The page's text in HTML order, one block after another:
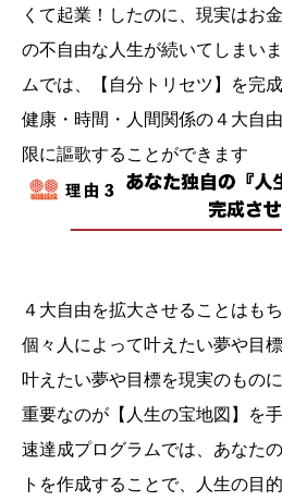
くて起業！したのに、現実はお
の不自由な人生が続いてしまい
ムでは、【自分トリセツ】を完成
健康・時間・人間関係の４大自
限に謳歌することができます
４大自由を拡大させることはも
個々人によって叶えたい夢や目
叶えたい夢や目標を現実のもの
重要なのが【人生の宝地図】を
速達成プログラムでは、あなた
トを作成することで、人生の目